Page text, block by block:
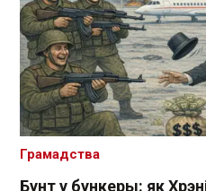
Бунт у бункеры: як
Грамадства